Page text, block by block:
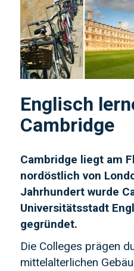
Englisch
Cambridge
Cambridge liegt am
nordöstlich von
Jahrhundert wurde
Universitätsstadt
gegründet.
Die Colleges prägen
mittelalterlichen